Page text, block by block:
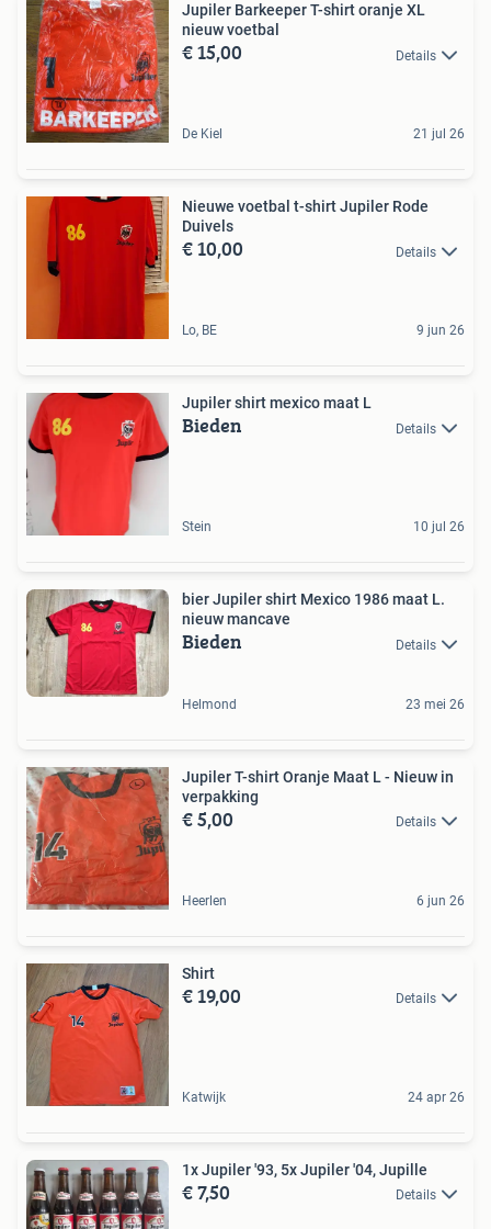
Jupiler Barkeeper T-shirt oranje XL
nieuw voetbal
€ 15,00 Details
De Kiel 21 jul 26
Nieuwe voetbal t-shirt Jupiler Rode
Duivels
€ 10,00 Details
Lo, BE 9 jun 26
Jupiler shirt mexico maat L
Bieden Details
Stein 10 jul 26
bier Jupiler shirt Mexico 1986 maat L.
nieuw mancave
Bieden Details
Helmond 23 mei 26
Jupiler T-shirt Oranje Maat L - Nieuw in
verpakking
€ 5,00 Details
Heerlen 6 jun 26
Shirt
€ 19,00 Details
Katwijk 24 apr 26
1x Jupiler '93, 5x Jupiler '04, Jupille
€ 7,50 Details